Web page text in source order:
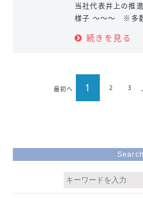
当社代表井上の推
様子 ～～～ ※多
続きを見る
最初へ 1 2 3
Search